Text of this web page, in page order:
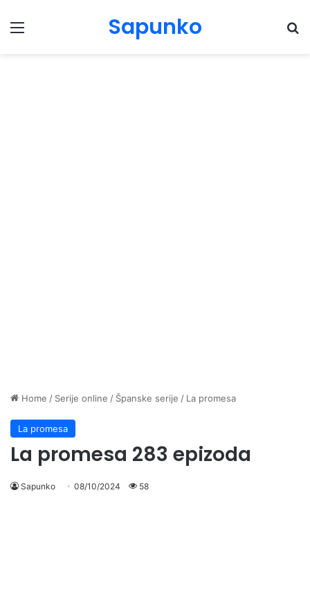
Menu Sapunko
Home / Serije online / Španske serije / La promesa
La promesa
La promesa 283 epizoda
Sapunko 08/10/2024 58